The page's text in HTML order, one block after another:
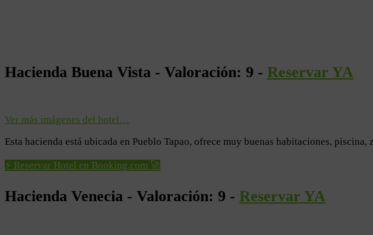
Hacienda Buena Vista - Valoración: 9 - Reservar YA
Ver más imágenes del hotel…
Esta hacienda está ubicada en Pueblo Tapao, ofrece muy buenas habitaciones,
⚡ Reservar Hotel en Booking.com 🚀
Hacienda Venecia - Valoración: 9 - Reservar YA